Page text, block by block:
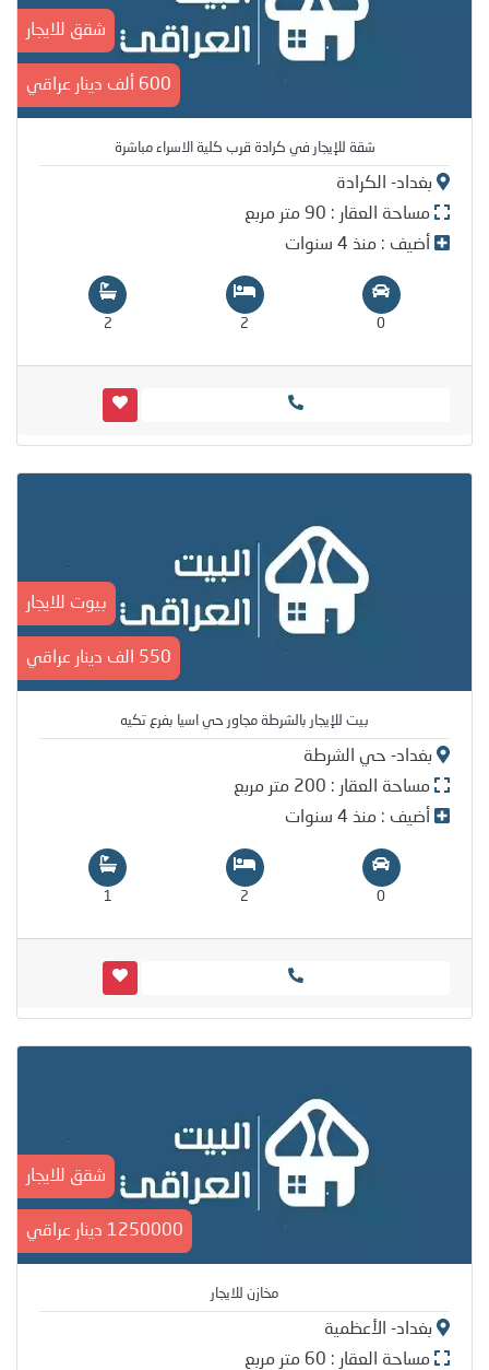
شقق للايجار
600 ألف دينار عراقي
شقة للإيجار في كرادة قرب كلية الاسراء مباشرة
بغداد- الكرادة
مساحة العقار : 90 متر مربع
أضيف : منذ 4 سنوات
0
2
2
بيوت للايجار
550 الف دينار عراقي
بيت للإيجار بالشرطة مجاور حي اسيا بفرع تكيه
بغداد- حي الشرطة
مساحة العقار : 200 متر مربع
أضيف : منذ 4 سنوات
0
2
1
شقق للايجار
1250000 دينار عراقي
مخازن للايجار
بغداد- الأعظمية
مساحة العقار : 60 متر مربع